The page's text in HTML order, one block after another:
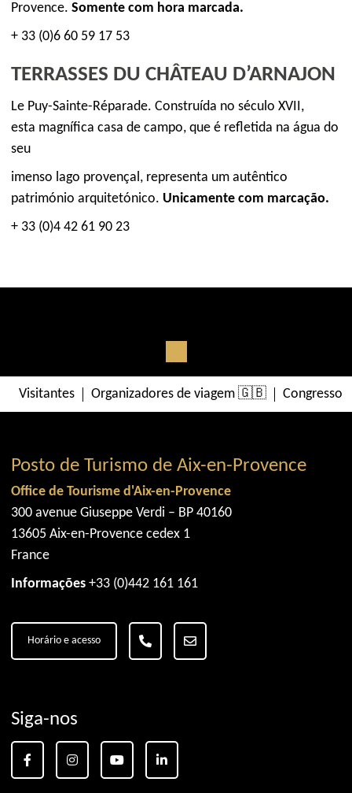
Provence. Somente com hora marcada.
+ 33 (0)6 60 59 17 53
TERRASSES DU CHÂTEAU D’ARNAJON
Le Puy-Sainte-Réparade. Construída no século XVII,
esta magnífica casa de campo, que é refletida na água do
seu
imenso lago provençal, representa um autêntico
património arquitetónico. Unicamente com marcação.
+ 33 (0)4 42 61 90 23
Visitantes Organizadores de viagem 🇬🇧
Posto de Turismo de Aix-en-Provence
Office de Tourisme d'Aix-en-Provence
300 avenue Giuseppe Verdi – BP 40160
13605 Aix-en-Provence cedex 1
France
Informações+33 (0)442 161 161
Horário e acesso
Siga-nos